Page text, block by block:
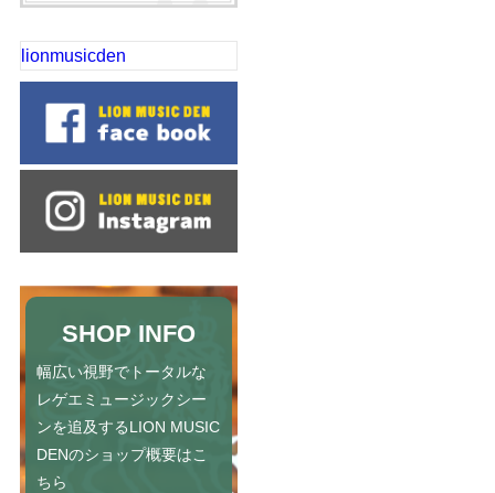
lionmusicden
SHOP INFO
幅広い視野でトータルな
レゲエミュージックシー
ンを追及するLION MUSIC
DENのショップ概要はこ
ちら